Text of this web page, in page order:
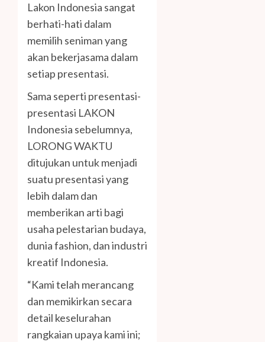
Lakon Indonesia sangat
berhati-hati dalam
memilih seniman yang
akan bekerjasama dalam
setiap presentasi.
Sama seperti presentasi-
presentasi LAKON
Indonesia sebelumnya,
LORONG WAKTU
ditujukan untuk menjadi
suatu presentasi yang
lebih dalam dan
memberikan arti bagi
usaha pelestarian budaya,
dunia fashion, dan industri
kreatif Indonesia.
“Kami telah merancang
dan memikirkan secara
detail keselurahan
rangkaian upaya kami ini;